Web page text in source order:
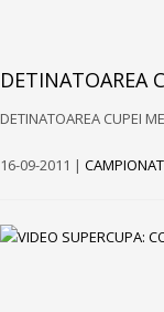
DETINATOAREA
DETINATOAREA CUPEI
16-09-2011 |